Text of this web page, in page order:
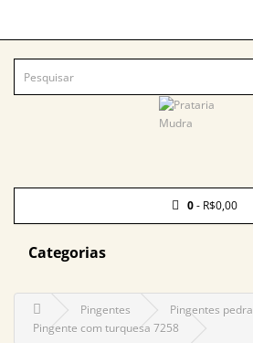
0- R$0,00
Categorias
Pingentes
Pingentes pedra
Pingente com turquesa 7258